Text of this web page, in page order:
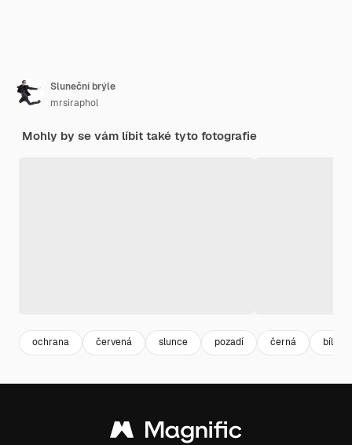
Sluneční brýle
mrsiraphol
Mohly by se vám líbit také tyto fotografie
ochrana červená slunce pozadí černá bílý